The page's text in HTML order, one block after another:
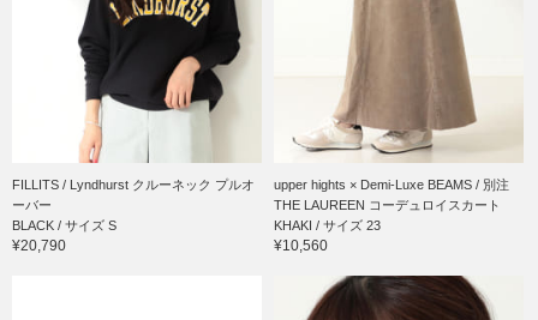
FILLITS / Lyndhurst クルーネック プルオ
ーバー
BLACK / サイズ S
¥20,790
upper hights × Demi-Luxe BEAMS / 別注
THE LAUREEN コーデュロイスカート
KHAKI / サイズ 23
¥10,560